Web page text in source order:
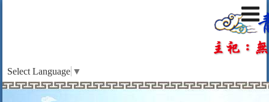
Select Language ▼